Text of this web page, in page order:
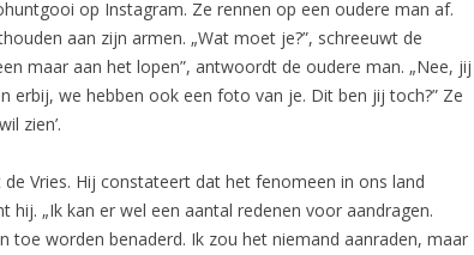
op Instagram. Ze rennen op een oudere man af.
aan zijn armen. „Wat moet je?”, schreeuwt de
maar aan het lopen”, antwoordt de oudere man. „Nee, jij
erbij, we hebben ook een foto van je. Dit ben jij toch?” Ze
zien’.
Vries. Hij constateert dat het fenomeen in ons land
„Ik kan er wel een aantal redenen voor aandragen.
toe worden benaderd. Ik zou het niemand aanraden, maar